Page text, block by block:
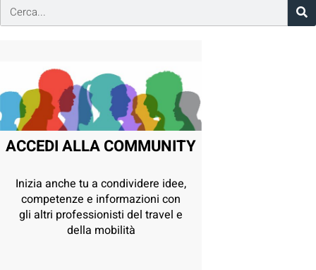
ACCEDI ALLA COMMUNITY
Inizia anche tu a condividere idee,
competenze e informazioni con
gli altri professionisti del travel e
della mobilità